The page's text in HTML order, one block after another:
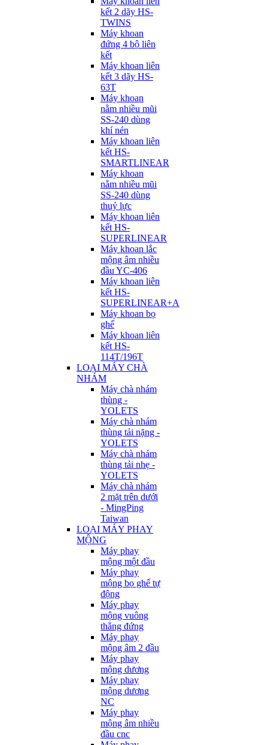
kết 2 dãy HS-
TWINS
Máy khoan
đứng 4 bộ liên
kết
Máy khoan liên
kết 3 dãy HS-
63T
Máy khoan
nằm nhiều mũi
SS-240 dùng
khí nén
Máy khoan liên
kết HS-
SMARTLINEAR
Máy khoan
nằm nhiều mũi
SS-240 dùng
thuỷ lực
Máy khoan liên
kết HS-
SUPERLINEAR
Máy khoan lắc
mộng âm nhiều
đầu YC-406
Máy khoan liên
kết HS-
SUPERLINEAR+A
Máy khoan bọ
ghế
Máy khoan liên
kết HS-
114T/196T
LOẠI MÁY CHÀ
NHÁM
Máy chà nhám
thùng -
YOLETS
Máy chà nhám
thùng tải nặng -
YOLETS
Máy chà nhám
thùng tải nhẹ -
YOLETS
Máy chà nhám
2 mặt trên dưới
- MingPing
Taiwan
LOẠI MÁY PHAY
MỘNG
Máy phay
mộng một đầu
Máy phay
mộng bọ ghế tự
động
Máy phay
mộng vuông
thẳng đứng
Máy phay
mộng âm 2 đầu
Máy phay
mộng dương
Máy phay
mộng dương
NC
Máy phay
mộng âm nhiều
đầu cnc